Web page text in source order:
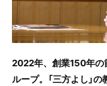
2022年、創業150年の
ループ。「三方よし」